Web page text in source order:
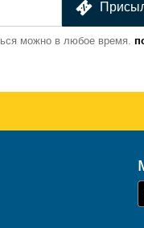
можно в любое время.